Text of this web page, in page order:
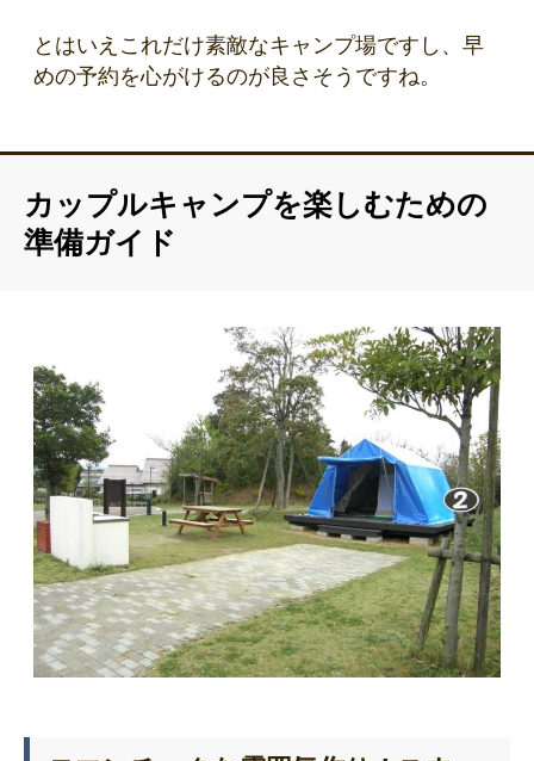
とはいえこれだけ素敵なキャンプ場ですし、早
めの予約を心がけるのが良さそうですね。
カップルキャンプを楽しむための
準備ガイド